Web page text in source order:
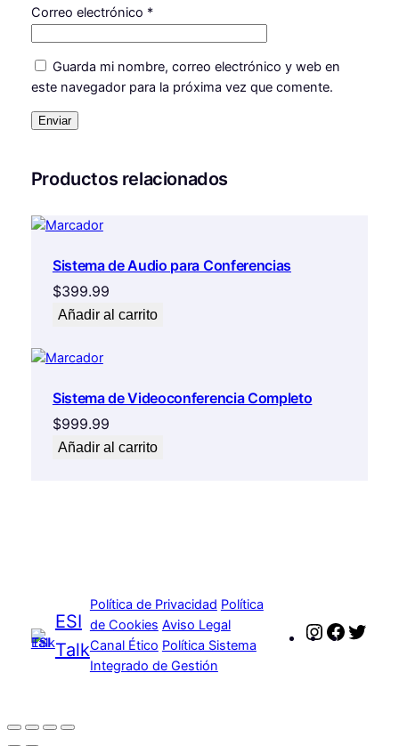
d
Correo electrónico *
Guarda mi nombre, correo electrónico y web en
este navegador para la próxima vez que comente.
Productos relacionados
Sistema de Audio para Conferencias
$399.99
Añadir al carrito
Sistema de Videoconferencia Completo
$999.99
Añadir al carrito
ESI
Talk
Política de Privacidad Política
de Cookies Aviso Legal
Canal Ético Política Sistema
Integrado de Gestión
Instagram